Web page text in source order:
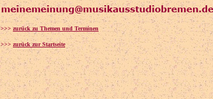
>>>zurück zu Themen und Terminen
>>> zurück zur Startseite